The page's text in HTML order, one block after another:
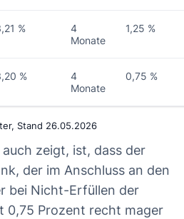
%
4
Monate
1,25 %
%
4
Monate
0,75 %
Stand 26.05.2026
zeigt, ist, dass der
der im Anschluss an den
bei Nicht-Erfüllen der
0,75 Prozent recht mager